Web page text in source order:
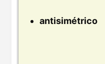
antisimétrico